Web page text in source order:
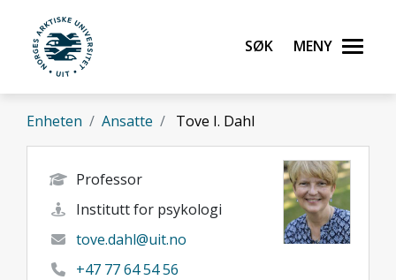
Gå til hovedinnhold
UiT Norges arktiske universitet
Søk Meny
Enheten Ansatte Tove I. Dahl
Professor
Institutt for psykologi
tove.dahl@uit.no
+47 77 64 54 56